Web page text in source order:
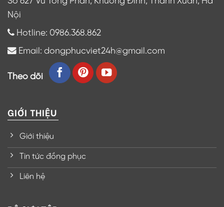
Nội
Hotline: 0986.368.862
Email: dongphucviet24h@gmail.com
Theo dõi
GIỚI THIỆU
Giới thiệu
Tin tức đồng phục
Liên hệ